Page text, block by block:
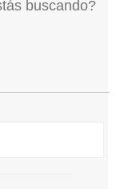
buscando?